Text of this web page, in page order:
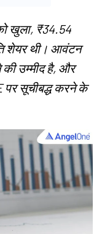
खुला, ₹34.54
शेयर थी। आवंटन
उम्मीद है, और
पर सूचीबद्ध करने के